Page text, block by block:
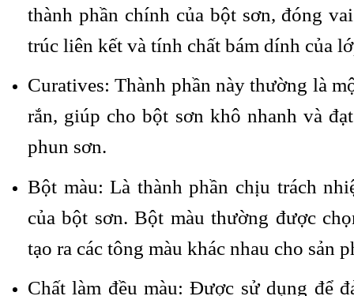
thành phần chính của bột sơn, đóng
trúc liên kết và tính chất bám dính của
Curatives: Thành phần này thường là
rắn, giúp cho bột sơn khô nhanh và
phun sơn.
Bột màu: Là thành phần chịu trách
của bột sơn. Bột màu thường được
tạo ra các tông màu khác nhau cho sản
Chất làm đều màu: Được sử dụng để